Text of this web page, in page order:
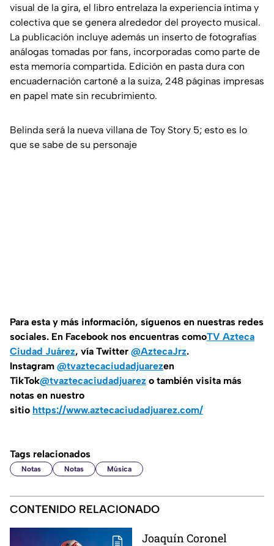
visual de la gira, el libro entrelaza la experiencia íntima y
colectiva que se genera alrededor del proyecto musical.
La publicación incluye además un inserto de fotografías
análogas tomadas por fans, incorporadas como parte de
esta memoria compartida. Edición en pasta dura con
encuadernación cartoné a la suiza, 248 páginas impresas
en papel mate sin recubrimiento.
Belinda será la nueva villana de Toy Story 5; esto es lo
que se sabe de su personaje
Para esta y más información, síguenos en nuestras redes
sociales. En Facebook nos encuentras comoTV Azteca
Ciudad Juárez, vía Twitter @AztecaJrz.
Instagram @tvaztecaciudadjuarezen
TikTok@tvaztecaciudadjuarez o también visita más
notas en nuestro
sitio https://www.aztecaciudadjuarez.com/
Tags relacionados
Notas Notas Música
CONTENIDO RELACIONADO
Joaquín Coronel